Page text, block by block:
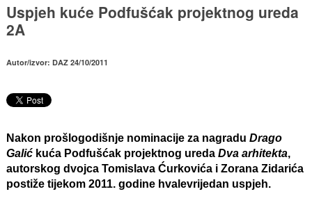
Uspjeh kuće Podfušćak projektnog ureda
2A
Autor/izvor: DAZ 24/10/2011
Nakon prošlogodišnje nominacije za nagradu Drago
Galićkuća Podfušćak projektnog ureda Dva arhitekta,
autorskog dvojca Tomislava Ćurkovića i Zorana Zidarića
postiže tijekom 2011. godine hvalevrijedan uspjeh.